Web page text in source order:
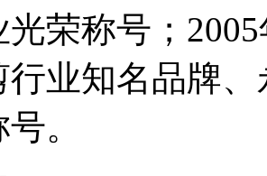
光荣称号；
行业知名品牌
。